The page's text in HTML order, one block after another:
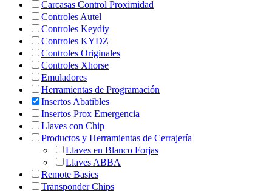
Carcasas Control Proximidad
Controles Autel
Controles Keydiy
Controles KYDZ
Controles Originales
Controles Xhorse
Emuladores
Herramientas de Programación
Insertos Abatibles
Insertos Prox Emergencia
Llaves con Chip
Productos y Herramientas de Cerrajería
Llaves en Blanco Forjas
Llaves ABBA
Remote Basics
Transponder Chips